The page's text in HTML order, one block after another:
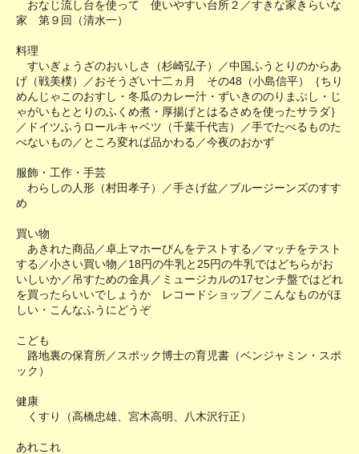
おなじ流し台を使って 使いやすい台所２／すきな家きらいな
家 第９回（清水一）
料理
すいぎょうざのおいしさ（杉崎弘子）／中国ふうとりのからあ
げ（戦美樸）／おそうざい十二ヵ月 その48（小島信平）｛ちり
めんじゃこのおすし・冬瓜のカレー汁・ずいきののりまぶし・じ
ゃがいもととりのふくめ煮・厚揚げとはるさめを使ったサラダ｝
／ドイツふうロールキャベツ（千葉千代吉）／手でたべるものた
べないもの／ところ変れば品かわる／今夜のおかず
服飾・工作・手芸
わらしの人形（村田孝子）／手さげ盆／ブルージーンズのすす
め
買い物
あきれた商品／卓上マホーびんをテストする／マッチをテスト
する／小さい買い物／18円の牛乳と25円の牛乳ではどちらがお
いしいか／吊すための金具／ミュージカルの17センチ盤ではどれ
を買ったらいいでしょうか レコードショップ／こんなものがほ
しい・こんなふうにどうぞ
こども
路地裏の保育所／スポック博士の育児書（ベンジャミン・スポ
ック）
健康
くすり（高橋忠雄、宮木高明、八木沢行正）
あれこれ